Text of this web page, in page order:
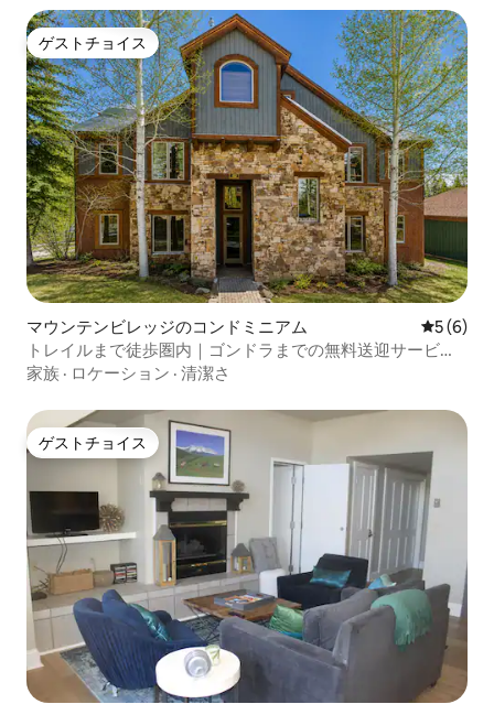
ゲストチョイス
ゲストチョイス
マウンテンビレッジのコンドミニアム レビュー
5 (6)
トレイルまで徒歩圏内｜ゴンドラまでの無料送迎サービス
｜眺望
家族 · ロケーション · 清潔さ
ゲストチョイス
ゲストチョイス